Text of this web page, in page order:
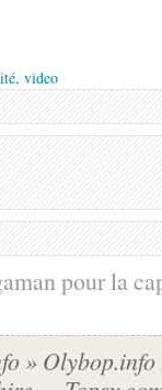
, video
pour la
»